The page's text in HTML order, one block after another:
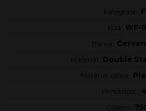
Kategorie:
Kód:
WF-
Barva:
Materiál:
Double
Materiál víčka:
Hmotnost:
Objem: